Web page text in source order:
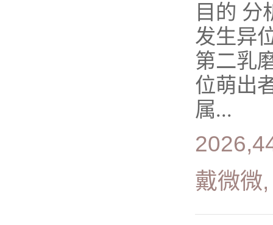
目的 分
发生异
第二乳
位萌出
属...
戴微微